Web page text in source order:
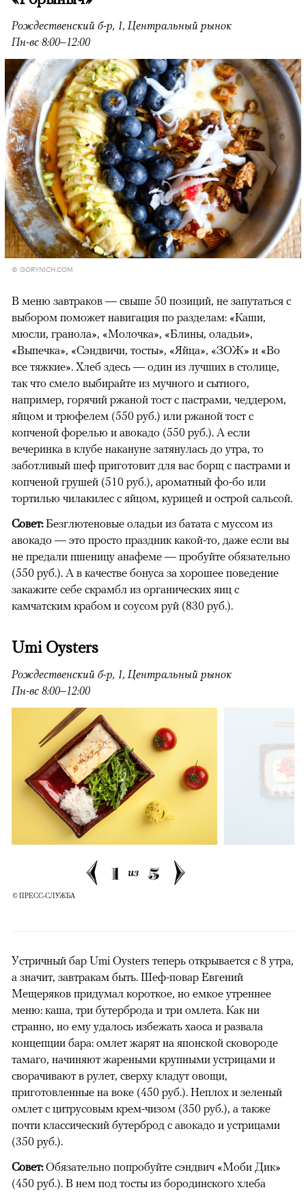
Рождественский б-р, 1, Центральный рынок
Пн-вс 8:00–12:00
© GORYNICH.COM
В меню завтраков — свыше 50 позиций, не запутаться с
выбором поможет навигация по разделам: «Каши,
мюсли, гранола», «Молочка», «Блины, оладьи»,
«Выпечка», «Сэндвичи, тосты», «Яйца», «ЗОЖ» и «Во
все тяжкие». Хлеб здесь — один из лучших в столице,
так что смело выбирайте из мучного и сытного,
например, горячий ржаной тост с пастрами, чеддером,
яйцом и трюфелем (550 руб.) или ржаной тост с
копченой форелью и авокадо (550 руб.). А если
вечеринка в клубе накануне затянулась до утра, то
заботливый шеф приготовит для вас борщ с пастрами и
копченой грушей (510 руб.), ароматный фо-бо или
тортилью чилакилес с яйцом, курицей и острой сальсой.
Совет:Безглютеновые оладьи из батата с муссом из
авокадо — это просто праздник какой-то, даже если вы
не предали пшеницу анафеме — пробуйте обязательно
(550 руб.). А в качестве бонуса за хорошее поведение
закажите себе скрамбл из органических яиц с
камчатским крабом и соусом руй (830 руб.).
Umi Oysters
Рождественский б-р, 1, Центральный рынок
Пн-вс 8:00–12:00
1 из 5
© ПРЕСС-СЛУЖБА
Устричный бар Umi Oysters теперь открывается с 8 утра,
а значит, завтракам быть. Шеф-повар Евгений
Мещеряков придумал короткое, но емкое утреннее
меню: каша, три бутерброда и три омлета. Как ни
странно, но ему удалось избежать хаоса и развала
концепции бара: омлет жарят на японской сковороде
тамаго, начиняют жареными крупными устрицами и
сворачивают в рулет, сверху кладут овощи,
приготовленные на воке (450 руб.). Неплох и зеленый
омлет с цитрусовым крем-чизом (350 руб.), а также
почти классический бутерброд с авокадо и устрицами
(350 руб.).
Совет:Обязательно попробуйте сэндвич «Моби Дик»
(450 руб.). В нем под тосты из бородинского хлеба